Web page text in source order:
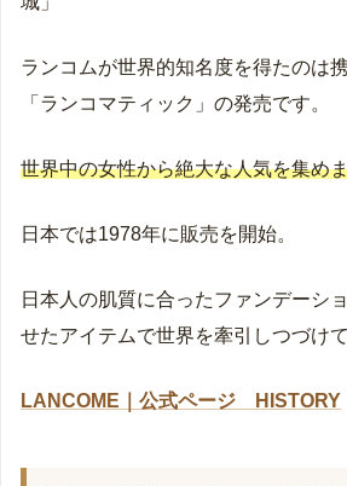
ランコムが世界的知名度を得たのは
「ランコマティック」の発売です。
世界中の女性から絶大な人気を集め
日本では1978年に販売を開始。
日本人の肌質に合ったファンデーシ
せたアイテムで世界を牽引しつづけて
LANCOME｜公式ページ HISTORY